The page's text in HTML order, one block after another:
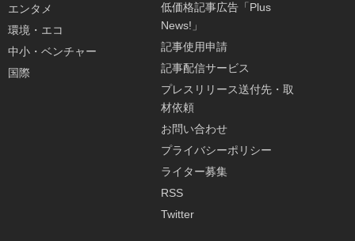
エンタメ
環境・エコ
中小・ベンチャー
国際
低価格記事広告「Plus
News!」
記事使用申請
記事配信サービス
プレスリリース送付先・取
材依頼
お問い合わせ
プライバシーポリシー
ライター募集
RSS
Twitter